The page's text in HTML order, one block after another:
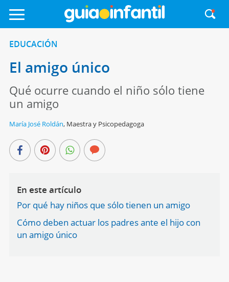
EDUCACIÓN
El amigo único
Qué ocurre cuando el niño sólo tiene
un amigo
María José Roldán, Maestra y Psicopedagoga
En este artículo
Por qué hay niños que sólo tienen un amigo
Cómo deben actuar los padres ante el hijo con
un amigo único